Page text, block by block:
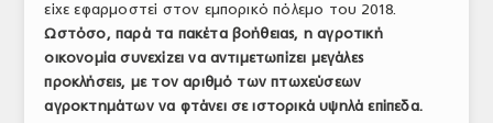
είχε εφαρμοστεί στον εμπορικό πόλεμο του 2018.
Ωστόσο, παρά τα πακέτα βοήθειας, η αγροτική
οικονομία συνεχίζει να αντιμετωπίζει μεγάλες
προκλήσεις, με τον αριθμό των πτωχεύσεων
αγροκτημάτων να φτάνει σε ιστορικά υψηλά επίπεδα.